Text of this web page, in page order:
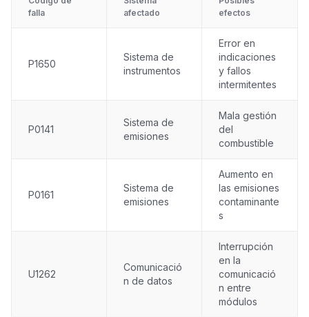
falla
afectado
efectos
P1650
Sistema de
instrumentos
Error en
indicaciones
y fallos
intermitentes
P0141
Sistema de
emisiones
Mala gestión
del
combustible
P0161
Sistema de
emisiones
Aumento en
las emisiones
contaminante
s
U1262
Comunicació
n de datos
Interrupción
en la
comunicació
n entre
módulos